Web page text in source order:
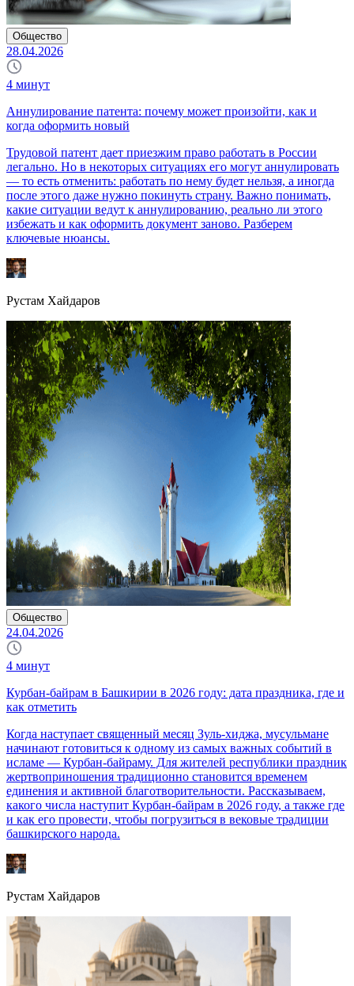
Общество
28.04.2026
4 минут
Аннулирование патента: почему может произойти, как и
когда оформить новый
Трудовой патент дает приезжим право работать в России
легально. Но в некоторых ситуациях его могут аннулировать
— то есть отменить: работать по нему будет нельзя, а иногда
после этого даже нужно покинуть страну. Важно понимать,
какие ситуации ведут к аннулированию, реально ли этого
избежать и как оформить документ заново. Разберем
ключевые нюансы.
Рустам Хайдаров
Общество
24.04.2026
4 минут
Курбан-байрам в Башкирии в 2026 году: дата праздника, где и
как отметить
Когда наступает священный месяц Зуль-хиджа, мусульмане
начинают готовиться к одному из самых важных событий в
исламе — Курбан-байраму. Для жителей республики праздник
жертвоприношения традиционно становится временем
единения и активной благотворительности. Рассказываем,
какого числа наступит Курбан-байрам в 2026 году, а также где
и как его провести, чтобы погрузиться в вековые традиции
башкирского народа.
Рустам Хайдаров